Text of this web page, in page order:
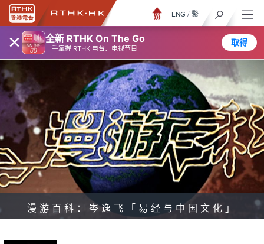
× 全新 RTHK On The Go
一手掌握 RTHK 电台、电视节目
取得
ENG / 繁
漫游百科：岑逸飞「易经与中国文化」